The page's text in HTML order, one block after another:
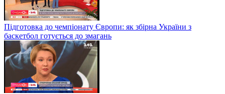
Підготовка до чемпіонату Європи: як збірна України з
баскетбол готується до змагань